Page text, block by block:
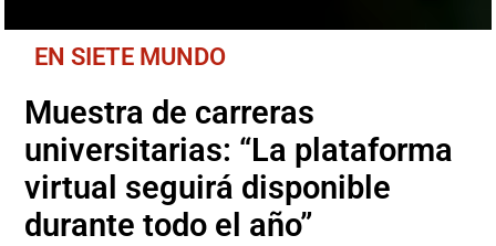
EN SIETE MUNDO
Muestra de carreras
universitarias: “La plataforma
virtual seguirá disponible
durante todo el año”